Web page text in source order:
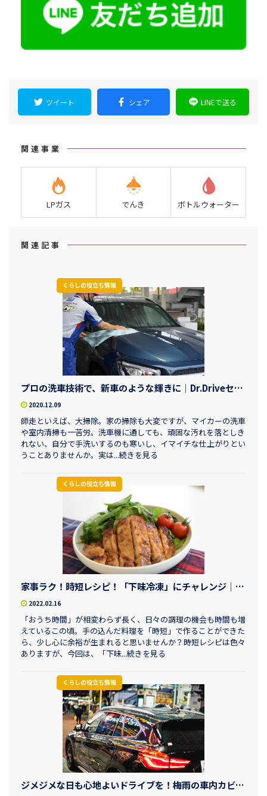
ツイート シェア LINEで送る
関連事業
LPガス でんき ボトルウォーター
関連記事
くらしの役立ち情報
プロの洗車技術で、新車のような輝きに｜Dr.Driveセルフ焼津小川SS
2020.12.09
師走といえば、大掃除。家の掃除も大変ですが、マイカーの洗車
や室内清掃も一苦労。洗車機に通しても、頑固な汚れを落としき
れない、自分で手洗いするのも寒いし、イマイチな仕上がりとい
うことありませんか。実は...続きを見る
くらしの役立ち情報
家事ラク！時短レシピ！「下味冷凍」にチャレンジ｜WITH SMILE編集部
2022.02.16
「おうち時間」が相変わらず長く、日々の調理の機会も時間も増
えているこの頃。手の込んだ料理を「時短」で作ることができた
ら、少し心に余裕が生まれると思いませんか？時短レシピは色々
ありますが、今回は、「下味...続きを見る
くらしの役立ち情報
ジメジメな日も心地よいドライブを！梅雨の車内カビ対策｜Dr.Driveセルフ焼津小川SS